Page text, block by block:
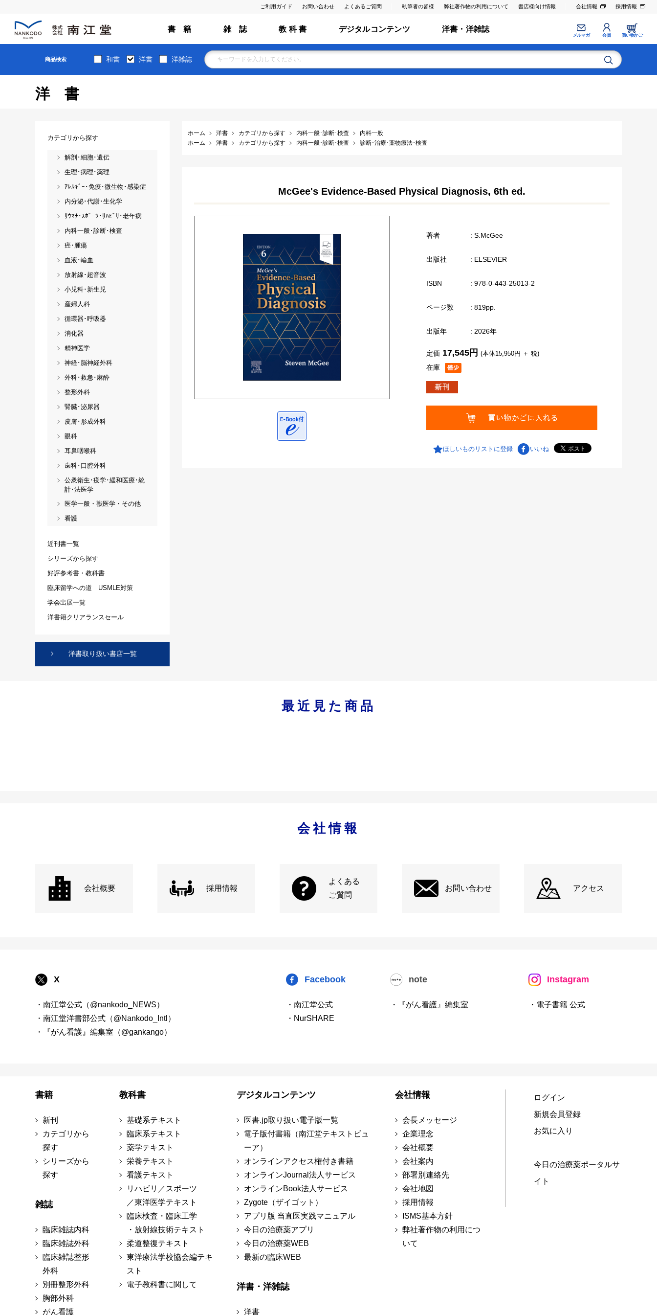
ご利用ガイド お問い合わせ よくあるご質問 執筆者の皆様 弊社著作物の利用について 書店様向け情報 会社情報 採用情報
書 籍 雑 誌 教 科 書 デジタルコンテンツ 洋書・洋雑誌
メルマガ 会員 買い物かご
商品検索 和書 洋書 洋雑誌
洋書
ホーム 洋書 カテゴリから探す 内科一般･診断･検査
内科一般
ホーム
洋書 カテゴリから探す 内科一般･診断･検査 診断･治療･薬物療法･検査
McGee's Evidence-Based Physical Diagnosis, 6th ed.
著者 : S.McGee
出版社 : ELSEVIER
ISBN : 978-0-443-25013-2
ページ数 : 819pp.
出版年 : 2026年
在庫
定価 17,545円 (本体15,950円 ＋ 税)
ほしいものリストに登録 いいね
カテゴリから探す
解剖･細胞･遺伝
生理･病理･薬理
ｱﾚﾙｷﾞｰ･免疫･微生物･感染症
内分泌･代謝･生化学
ﾘｳﾏﾁ･ｽﾎﾟｰﾂ･ﾘﾊﾋﾞﾘ･老年病
内科一般･診断･検査
癌･腫瘍
血液･輸血
放射線･超音波
小児科･新生児
産婦人科
循環器･呼吸器
消化器
精神医学
神経･脳神経外科
外科･救急･麻酔
整形外科
腎臓･泌尿器
皮膚･形成外科
眼科
耳鼻咽喉科
歯科･口腔外科
公衆衛生･疫学･緩和医療･統
計･法医学
医学一般・獣医学・その他
看護
近刊書一覧
シリーズから探す
好評参考書・教科書
臨床留学への道 USMLE対策
学会出展一覧
洋書籍クリアランスセール
洋書取り扱い書店一覧
最近見た商品
会社情報
会社概要 採用情報
よくある
ご質問
お問い合わせ アクセス
X
・南江堂公式（@nankodo_NEWS）
・南江堂洋書部公式（@Nankodo_Intl）
・『がん看護』編集室（@gankango）
Facebook
・南江堂公式
・NurSHARE
note
・『がん看護』編集室
Instagram
・電子書籍 公式
書籍
新刊
カテゴリから
探す
シリーズから
探す
雑誌
臨床雑誌内科
臨床雑誌外科
臨床雑誌整形
外科
別冊整形外科
胸部外科
がん看護
教科書
基礎系テキスト
臨床系テキスト
薬学テキスト
栄養テキスト
看護テキスト
リハビリ／スポーツ
／東洋医学テキスト
臨床検査・臨床工学
・放射線技術テキスト
柔道整復テキスト
東洋療法学校協会編テキ
スト
電子教科書に関して
デジタルコンテンツ
医書.jp取り扱い電子版一覧
電子版付書籍（南江堂テキストビュ
ーア）
オンラインアクセス権付き書籍
オンラインJournal法人サービス
オンラインBook法人サービス
Zygote（ザイゴット）
アプリ版 当直医実践マニュアル
今日の治療薬アプリ
今日の治療薬WEB
最新の臨床WEB
洋書・洋雑誌
洋書
会社情報
会長メッセージ
企業理念
会社概要
会社案内
部署別連絡先
会社地図
採用情報
ISMS基本方針
弊社著作物の利用につ
いて
ログイン
新規会員登録
お気に入り
今日の治療薬ポータルサ
イト